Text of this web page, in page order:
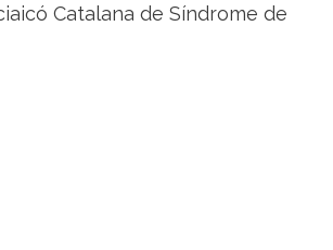
Catalana de Síndrome de